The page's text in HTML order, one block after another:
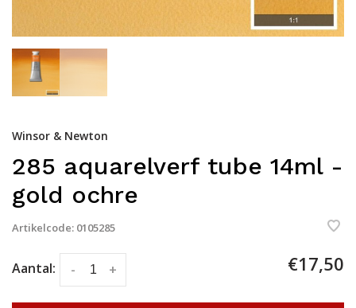
Winsor & Newton
285 aquarelverf tube 14ml -
gold ochre
Artikelcode: 0105285
Aantal: +
- €17,50